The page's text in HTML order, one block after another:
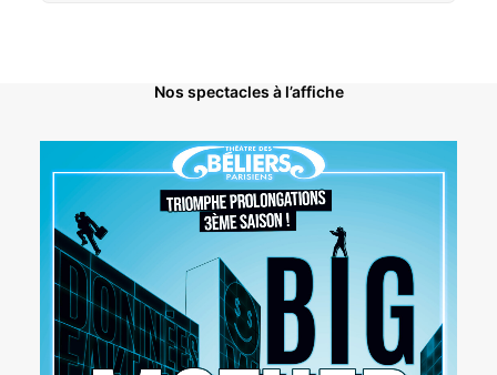
Nos spectacles à l’affiche